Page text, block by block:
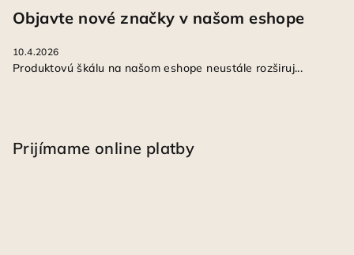
Objavte nové značky v našom eshope
10.4.2026
Produktovú škálu na našom eshope neustále rozširuj...
Prijímame online platby